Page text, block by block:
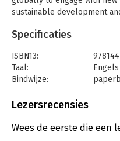
sustainable development
Specificaties
ISBN13:
Taal:
Engels
Bindwijze:
Uitgever:
Verschijningsdatum:
1-4-
Lezersrecensies
Wees de eerste die een